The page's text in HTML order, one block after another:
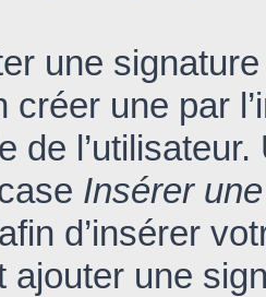
une
créer une par
de
Insérer
d’insérer
ajouter une